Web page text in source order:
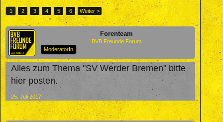
1 2 3 4 5 6 Weiter >
Forenteam
BVB Freunde Forum
ModeratorIn
Alles zum Thema "SV Werder Bremen" bitte
hier posten.
25. Juli 2017